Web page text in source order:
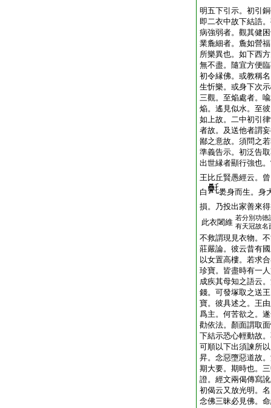
明五下引示。初引
即二衣中故下結誥
病強弱者。觀其健
業麁細者。麁如營
所樂異也。如下西
無不盡。隨宜方便
初令縁佛。或教稱
生忻樂。或身下次
三觀。至焔處者。
焔。遙見似水。至
如上故。二中初引
者故。及送他者謂
鄙之意故。須問之
準義告示。初泛告
出世縁者顯行強也
王比丘賢愚經云。
白
褁身而生。身
損。乃投出家善來
此衣闍維 若分別功徳
有天冠故名
不救謂現見衣物。
莊嚴論。彼云昔有
以女置高樓。若求
珍寶。皆盡時有一
成疾其母知之語云
錢。可發塚取之送
寶。彼具述之。王
爲主。何苦欲之。
勸依法。顏面謂取
下結示恐心輕動故
可順以下出須諫所
昇。念惡墮惡道故
期大要。期時也。
證。經文兩偈傳寫
初偈云又放光明。
念佛三昧必見佛。